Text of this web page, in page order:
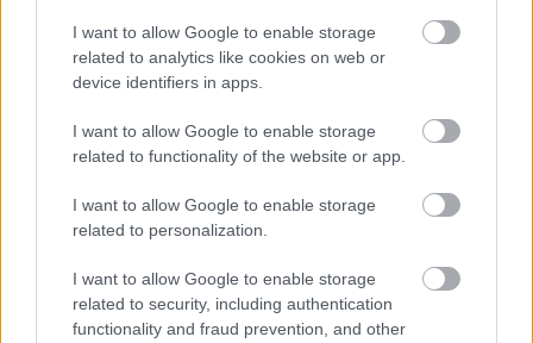
I want to allow Google to enable storage
related to analytics like cookies on web or
device identifiers in apps.
I want to allow Google to enable storage
related to functionality of the website or app.
I want to allow Google to enable storage
related to personalization.
I want to allow Google to enable storage
related to security, including authentication
functionality and fraud prevention, and other
predsieň,plast, oranžová